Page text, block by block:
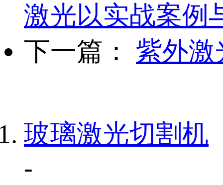
激光以实战案例
下一篇：
紫外激
玻璃激光切割机
-